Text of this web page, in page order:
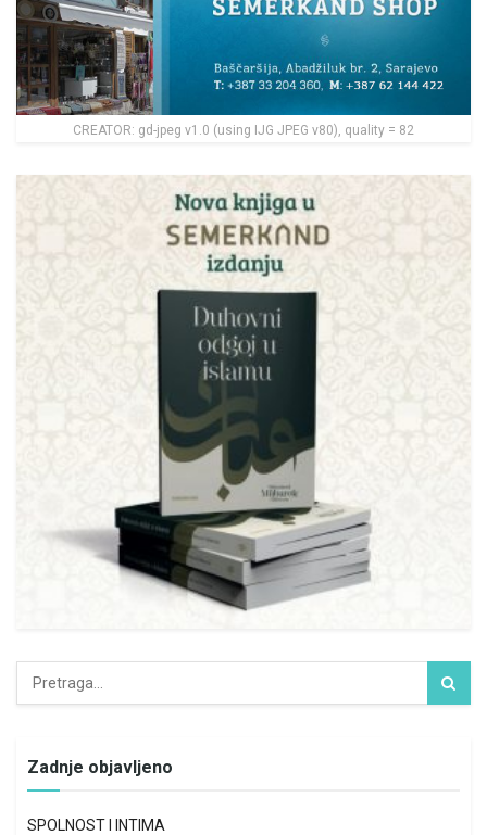
CREATOR: gd-jpeg v1.0 (using IJG JPEG v80), quality = 82
Zadnje objavljeno
SPOLNOST I INTIMA